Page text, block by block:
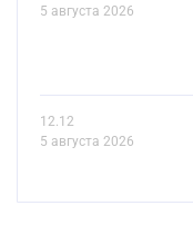
5 августа 2026
12.12
5 августа 2026